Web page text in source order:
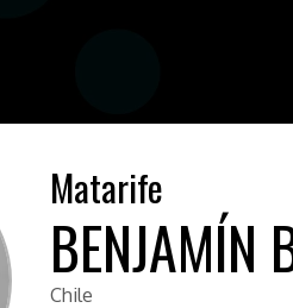
Matarife
BENJAMÍN
Chile